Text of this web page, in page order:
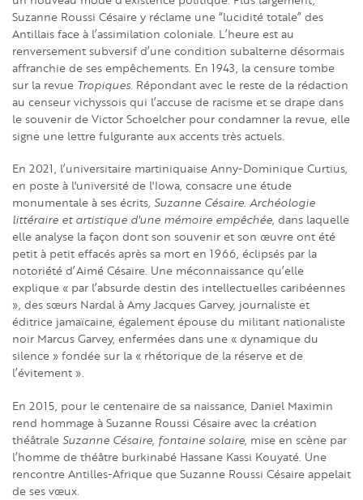
Suzanne Roussi Césaire y réclame une “lucidité totale” des
Antillais face à l’assimilation coloniale. L’heure est au
renversement subversif d’une condition subalterne désormais
affranchie de ses empêchements. En 1943, la censure tombe
sur la revue Tropiques . Répondant avec le reste de la rédaction
au censeur vichyssois qui l’accuse de racisme et se drape dans
le souvenir de Victor Schoelcher pour condamner la revue, elle
signe une lettre fulgurante aux accents très actuels.
En 2021, l’universitaire martiniquaise Anny-Dominique Curtius,
en poste à l'université de l'Iowa, consacre une étude
monumentale à ses écrits, Suzanne Césaire. Archéologie
littéraire et artistique d'une mémoire empêchée, dans laquelle
elle analyse la façon dont son souvenir et son œuvre ont été
petit à petit effacés après sa mort en 1966, éclipsés par la
notoriété d’Aimé Césaire. Une méconnaissance qu’elle
explique « par l’absurde destin des intellectuelles caribéennes
», des sœurs Nardal à Amy Jacques Garvey, journaliste et
éditrice jamaïcaine, également épouse du militant nationaliste
noir Marcus Garvey, enfermées dans une « dynamique du
silence » fondée sur la « rhétorique de la réserve et de
l’évitement ».
En 2015, pour le centenaire de sa naissance, Daniel Maximin
rend hommage à Suzanne Roussi Césaire avec la création
théâtrale Suzanne Césaire, fontaine solaire, mise en scène par
l’homme de théâtre burkinabé Hassane Kassi Kouyaté. Une
rencontre Antilles-Afrique que Suzanne Roussi Césaire appelait
de ses vœux.